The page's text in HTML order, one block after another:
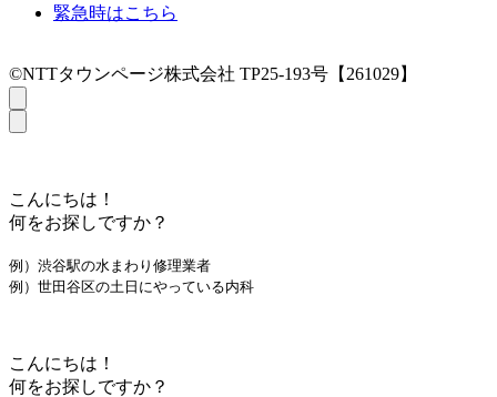
緊急時はこちら
©NTTタウンページ株式会社 TP25-193号【261029】
こんにちは！
何をお探しですか？
例）渋谷駅の水まわり修理業者
例）世田谷区の土日にやっている内科
こんにちは！
何をお探しですか？